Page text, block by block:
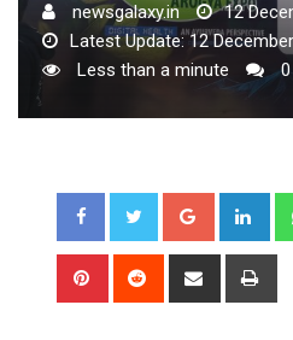
newsgalaxy.in
12
Latest Update: 12
Less than a minute
0
Google+
Pinterest Reddit
Share